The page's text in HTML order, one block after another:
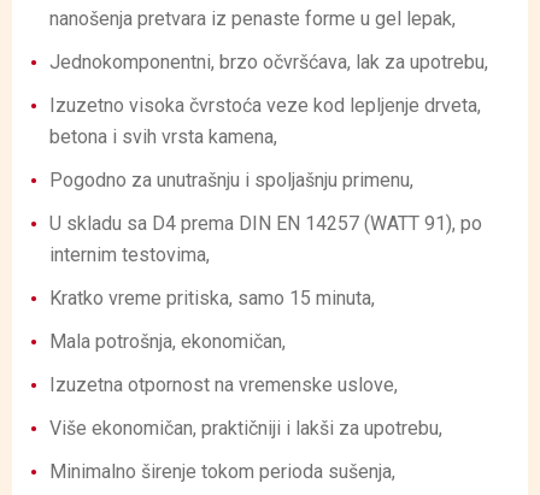
nanošenja pretvara iz penaste forme u gel lepak,
Jednokomponentni, brzo očvršćava, lak za upotrebu,
Izuzetno visoka čvrstoća veze kod lepljenje drveta,
betona i svih vrsta kamena,
Pogodno za unutrašnju i spoljašnju primenu,
U skladu sa D4 prema DIN EN 14257 (WATT 91), po
internim testovima,
Kratko vreme pritiska, samo 15 minuta,
Mala potrošnja, ekonomičan,
Izuzetna otpornost na vremenske uslove,
Više ekonomičan, praktičniji i lakši za upotrebu,
Minimalno širenje tokom perioda sušenja,